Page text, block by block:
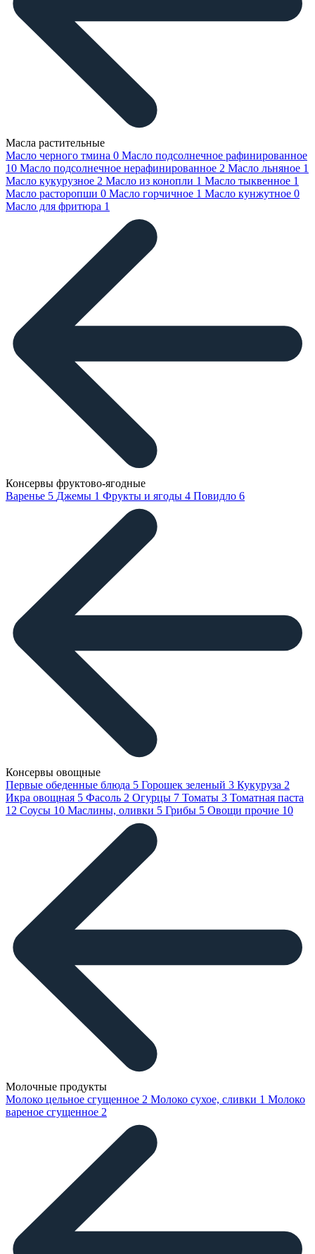
Масла растительные
Масло черного тмина 0 Масло подсолнечное рафинированное
10 Масло подсолнечное нерафинированное 2 Масло льняное 1
Масло кукурузное 2 Масло из конопли 1 Масло тыквенное 1
Масло расторопши 0 Масло горчичное 1 Масло кунжутное 0
Масло для фритюра 1
Консервы фруктово-ягодные
Варенье 5 Джемы 1 Фрукты и ягоды 4 Повидло 6
Консервы овощные
Первые обеденные блюда 5 Горошек зеленый 3 Кукуруза 2
Икра овощная 5 Фасоль 2 Огурцы 7 Томаты 3 Томатная паста
12 Соусы 10 Маслины, оливки 5 Грибы 5 Овощи прочие 10
Молочные продукты
Молоко цельное сгущенное 2 Молоко сухое, сливки 1 Молоко
вареное сгущенное 2